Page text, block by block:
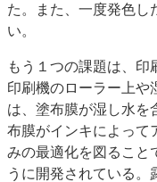
た。また、一度発色し
い。
もう１つの課題は、印
印刷機のローラー上や
は、塗布膜が湿し水を
布膜がインキによって
みの最適化を図ること
うに開発されている。